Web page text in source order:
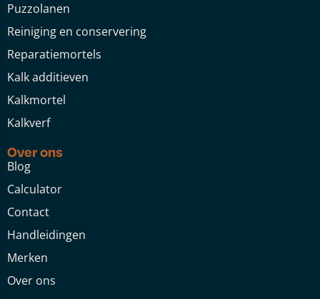
Puzzolanen
Reiniging en conservering
Reparatiemortels
Kalk additieven
Kalkmortel
Kalkverf
Over ons
Blog
Calculator
Contact
Handleidingen
Merken
Over ons